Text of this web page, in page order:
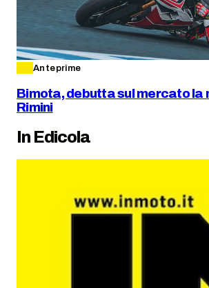
Anteprime
Bimota, debutta sul mercato la
Rimini
In Edicola